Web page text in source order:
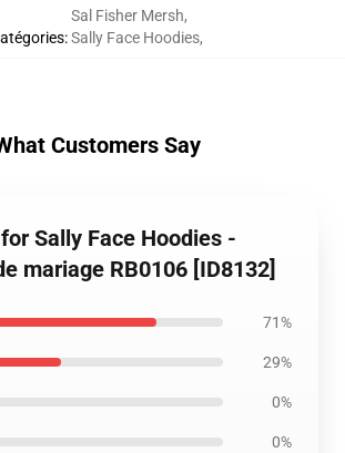
:
Sal Fisher Mersh,
Sally Face Hoodies,
Customers Say
Sally Face Hoodies -
mariage RB0106 [ID8132]
71%
29%
0%
0%